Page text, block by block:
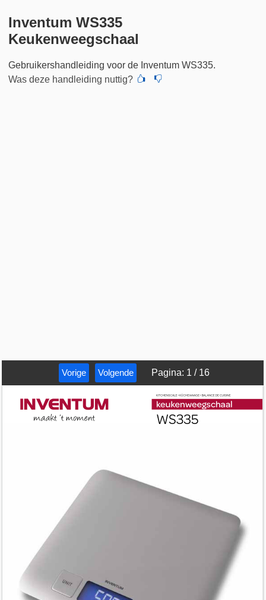
Inventum WS335
Keukenweegschaal
Gebruikershandleiding voor de Inventum WS335.
Was deze handleiding nuttig?
Vorige Volgende Pagina: 1 / 16